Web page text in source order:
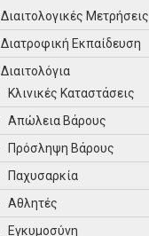
Διαιτολογικές Μετρήσεις
Διατροφική Εκπαίδευση
Διαιτολόγια
Κλινικές Καταστάσεις
Απώλεια Βάρους
Πρόσληψη Βάρους
Παχυσαρκία
Αθλητές
Εγκυμοσύνη